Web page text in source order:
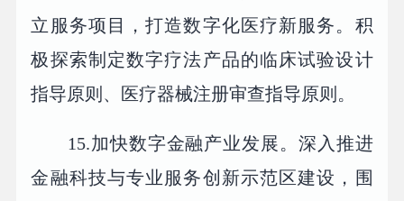
立服务项目，打造数字化医疗新服务。积
极探索制定数字疗法产品的临床试验设计
指导原则、医疗器械注册审查指导原则。
15.加快数字金融产业发展。深入推进
金融科技与专业服务创新示范区建设，围